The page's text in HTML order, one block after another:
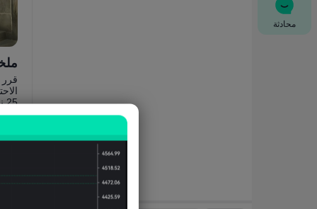
محادثة
قرر